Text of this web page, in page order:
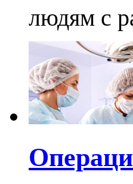
людям с